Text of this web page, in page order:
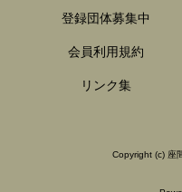
登録団体募集中
会員利用規約
リンク集
Copyright (c) 座